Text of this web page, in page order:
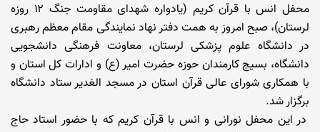
محفل انس با قرآن کریم (یادواره شهدای مقاومت جنگ ۱۲ روزه
لرستان)، صبح امروز به همت دفتر نهاد نمایندگی مقام معظم رهبری
در دانشگاه علوم پزشکی لرستان، معاونت فرهنگی دانشجویی
دانشگاه، بسیج کارمندان حوزه حضرت امیر (ع) و ادارات کل استان و
با همکاری شورای عالی قرآن استان در مسجد الغدیر ستاد دانشگاه
برگزار شد.
در این محفل نورانی و انس با قرآن کریم که با حضور استاد حاج